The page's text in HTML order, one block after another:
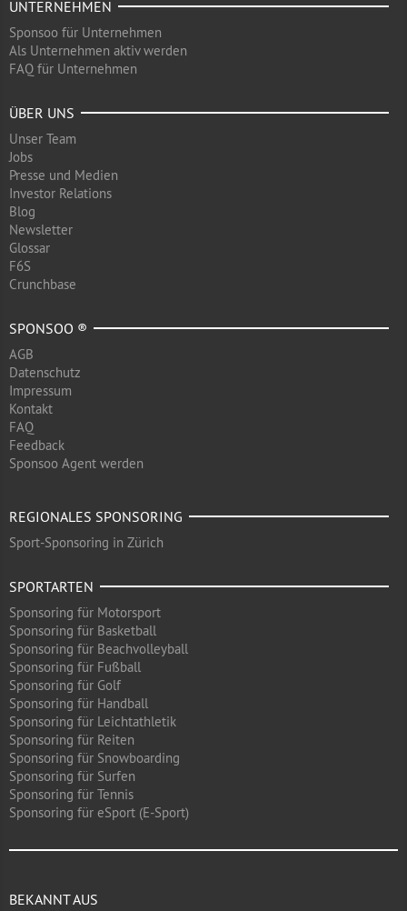
UNTERNEHMEN
Sponsoo für Unternehmen
Als Unternehmen aktiv werden
FAQ für Unternehmen
ÜBER UNS
Unser Team
Jobs
Presse und Medien
Investor Relations
Blog
Newsletter
Glossar
F6S
Crunchbase
SPONSOO ®
AGB
Datenschutz
Impressum
Kontakt
FAQ
Feedback
Sponsoo Agent werden
REGIONALES SPONSORING
Sport-Sponsoring in Zürich
SPORTARTEN
Sponsoring für Motorsport
Sponsoring für Basketball
Sponsoring für Beachvolleyball
Sponsoring für Fußball
Sponsoring für Golf
Sponsoring für Handball
Sponsoring für Leichtathletik
Sponsoring für Reiten
Sponsoring für Snowboarding
Sponsoring für Surfen
Sponsoring für Tennis
Sponsoring für eSport (E-Sport)
BEKANNT AUS